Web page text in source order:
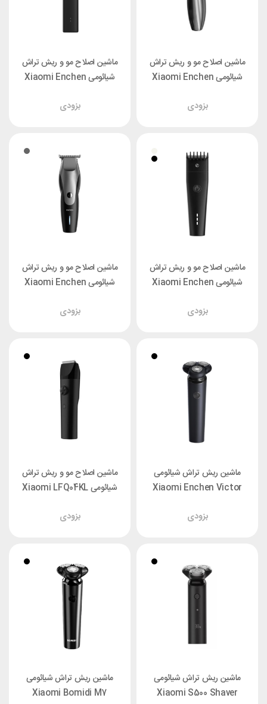
ماشین اصلاح مو و ریش تراش
شیائومی Xiaomi Enchen
بزودی
ماشین اصلاح مو و ریش تراش
شیائومی Xiaomi Enchen
بزودی
ماشین اصلاح مو و ریش تراش
شیائومی Xiaomi Enchen
بزودی
ماشین اصلاح مو و ریش تراش
شیائومی Xiaomi Enchen
بزودی
ماشین ریش تراش شیائومی
Xiaomi Enchen Victor
بزودی
ماشین اصلاح مو و ریش تراش
شیائومی Xiaomi LFQ04KL
بزودی
ماشین ریش تراش شیائومی
Xiaomi S500 Shaver
ماشین ریش تراش شیائومی
Xiaomi Bomidi M7